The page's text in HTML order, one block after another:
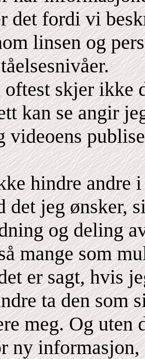
det fordi vi
linsen og
skjer ikke
kan se angir
videoens
hindre andre
det jeg ønsker,
og deling
mange som
er sagt, hvis
ta den som
meg. Og uten
ny informasjon,